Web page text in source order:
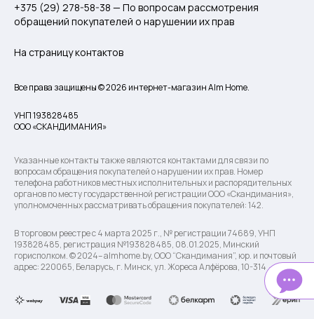
+375 (29) 278-58-38 — По вопросам рассмотрения
обращений покупателей о нарушении их прав
На страницу контактов
Все права защищены © 2026 интернет-магазин Alm Home.
УНП 193828485
ООО «СКАНДИМАНИЯ»
Указанные контакты также являются контактами для связи по
вопросам обращения покупателей о нарушении их прав. Номер
телефона работников местных исполнительных и распорядительных
органов по месту государственной регистрации ООО «Скандимания»,
уполномоченных рассматривать обращения покупателей: 142.
В торговом реестре с 4 марта 2025 г., № регистрации 74689, УНП
193828485, регистрация №193828485, 08.01.2025, Минский
горисполком. © 2024– almhome.by, ООО “Скандимания”, юр. и почтовый
адрес: 220065, Беларусь, г. Минск, ул. Жореса Алфёрова, 10-314